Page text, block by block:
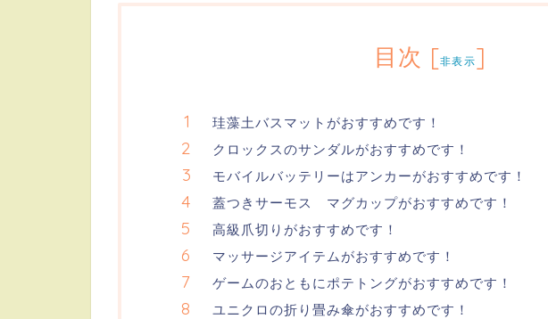
目次 [非表示]
珪藻土バスマットがおすすめです！
クロックスのサンダルがおすすめです！
モバイルバッテリーはアンカーがおすすめです！
蓋つきサーモス マグカップがおすすめです！
高級爪切りがおすすめです！
マッサージアイテムがおすすめです！
ゲームのおともにポテトングがおすすめです！
ユニクロの折り畳み傘がおすすめです！